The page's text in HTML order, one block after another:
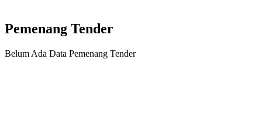
Pemenang Tender
Belum Ada Data Pemenang Tender